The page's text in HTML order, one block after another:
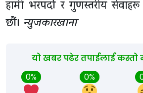
हामी भरपर्दो र गुणस्तरीय सेवाहरू
छौं। न्युजकारखाना
यो खबर पढेर तपाईलाई
0%
0%